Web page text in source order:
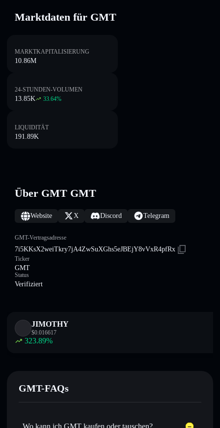
Marktdaten für GMT
MARKTKAPITALISIERUNG
10.86M
24-STUNDEN-VOLUMEN
13.85K 33.64%
LIQUIDITÄT
191.89K
Über GMT GMT
Website X Discord Telegram
GMT-Vertragsadresse
7i5KKsX2weiTkry7jA4ZwSuXGhs5eJBEjY8vVxR4pfRx
Ticker
GMT
Status
Verifiziert
JIMOTHY
$0.016617
323.89%
GMT-FAQs
Wo kann ich GMT kaufen oder tauschen?